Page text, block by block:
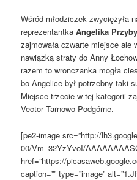
Wśród młodziczek zwyciężyła
reprezentantkaAngelika
zajmowała czwarte miejsce ale
nawiązką straty do Anny
razem to wronczanka mogła
bo Angelice był potrzebny taki
Miejsce trzecie w tej kategorii
Vector Tarnowo Podgórne.
[pe2-image src=”http://
00/Vm_32YzYvoI/
href=”https://
caption=”” type=”image”